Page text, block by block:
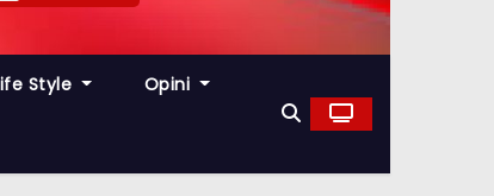
Style Opini